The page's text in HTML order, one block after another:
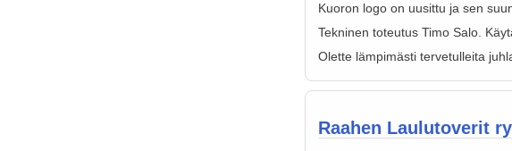
Kuoron logo on uusittu ja sen
Tekninen toteutus Timo Salo.
Olette lämpimästi tervetulleita
Raahen Laulutoverit ry